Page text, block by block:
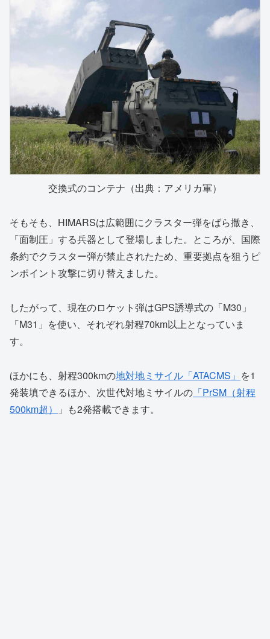
交換式のコンテナ（出典：アメリカ軍）
そもそも、HIMARSは広範囲にクラスター弾をばら撒き、
「面制圧」する兵器として登場しました。ところが、国際
条約でクラスター弾が禁止されたため、重要拠点を狙うピ
ンポイント攻撃に切り替えました。
したがって、現在のロケット弾はGPS誘導式の「M30」
「M31」を使い、それぞれ射程70km以上となっていま
す。
ほかにも、射程300kmの地対地ミサイル「ATACMS」 を1
発装填できるほか、次世代対地ミサイルの 「PrSM（射程
500km超）
」も2発搭載できます。